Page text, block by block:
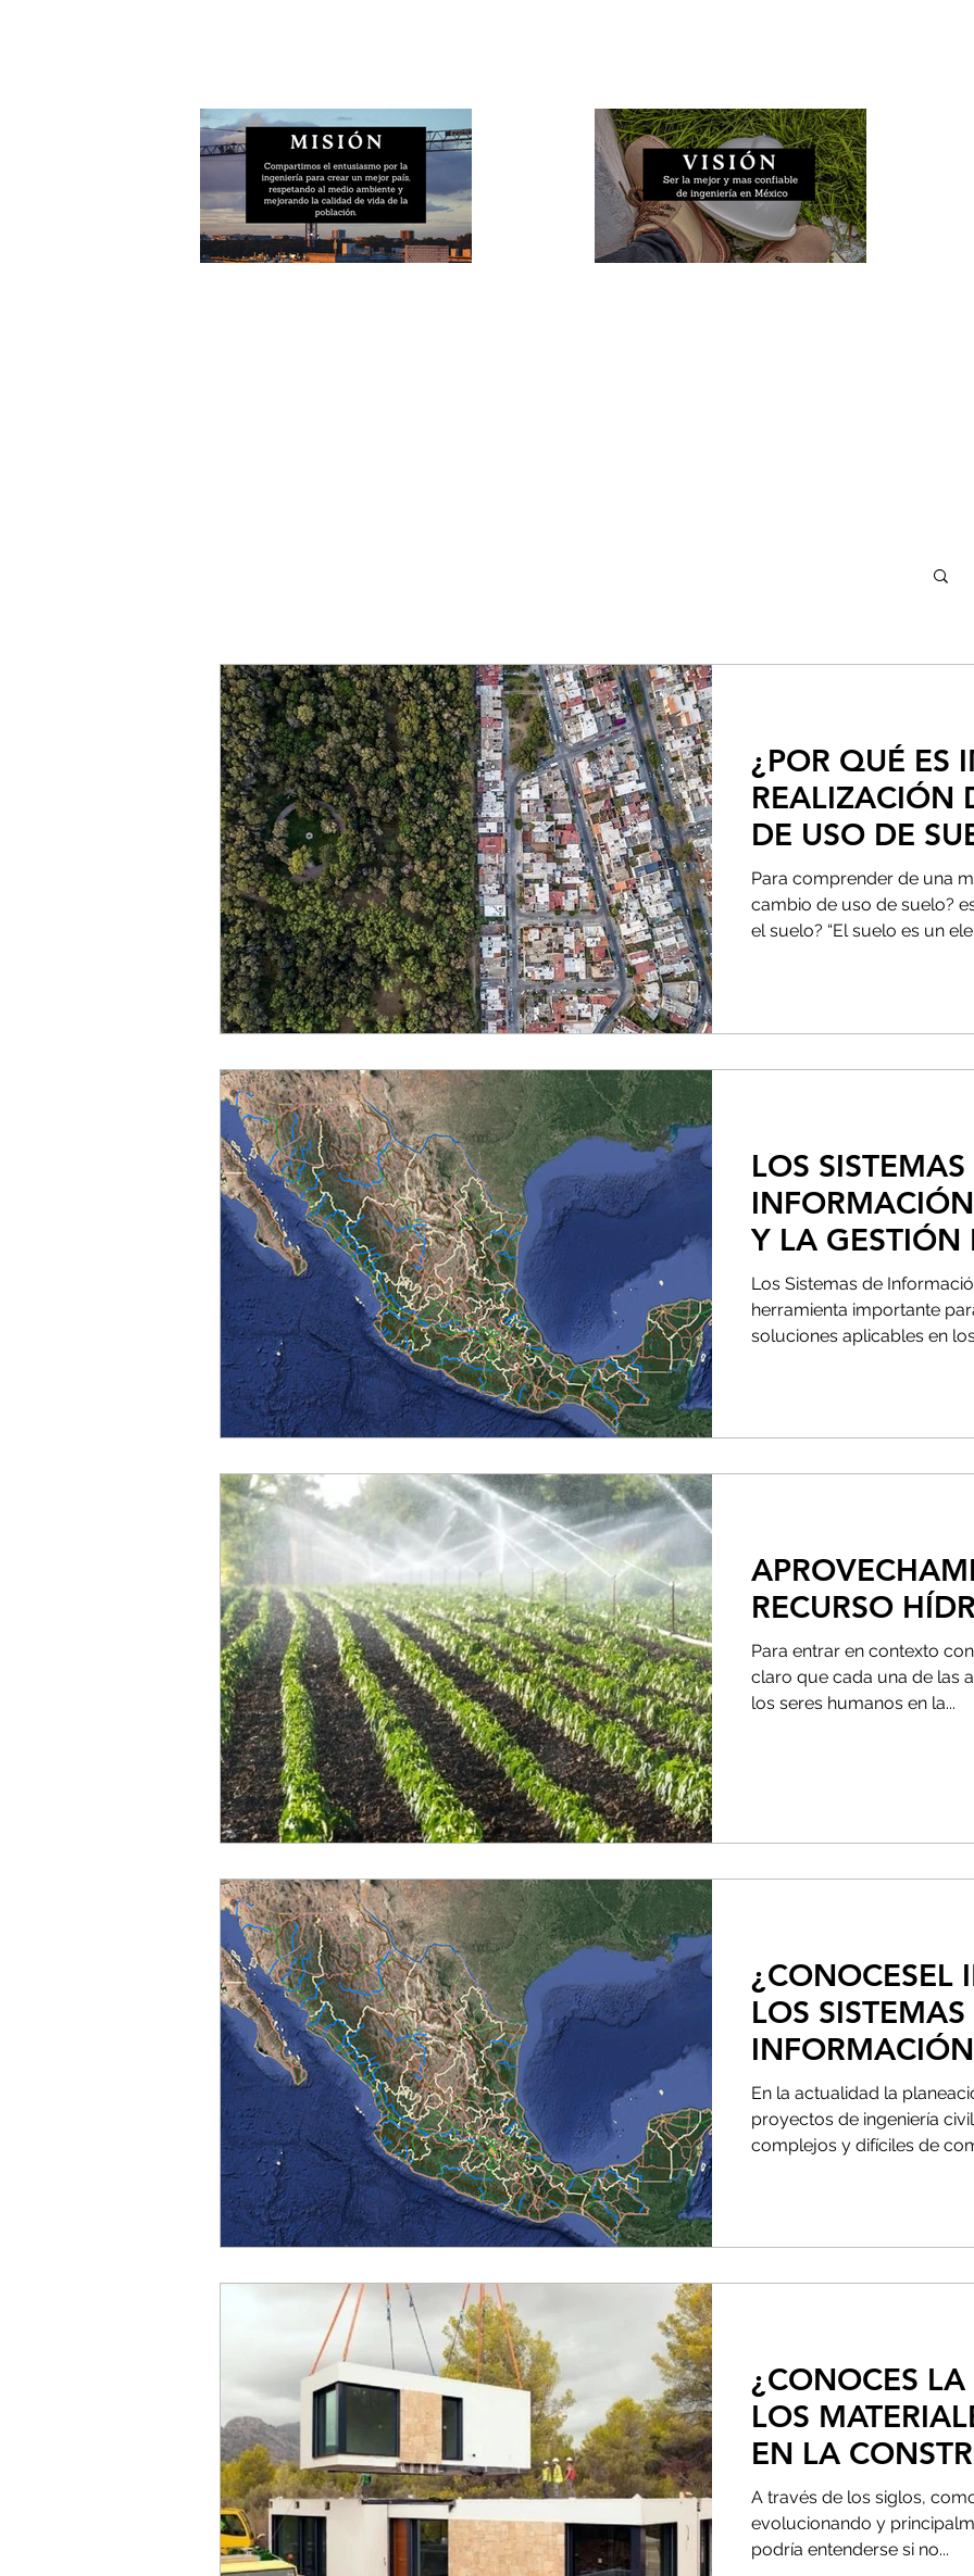
¿POR QUÉ ES
REALIZACIÓN
DE USO DE
Para comprender de una
cambio de uso de suelo?
el suelo? “El suelo es un
LOS
Y LA GESTIÓN
Los Sistemas de
herramienta importante
soluciones aplicables en
RECURSO
Para entrar en contexto
claro que cada una de las
los seres humanos en la...
¿CONOCESEL
LOS
APLICADOS
HIDROLOGÍA?
En la actualidad la
proyectos de ingeniería
complejos y difíciles de
¿CONOCES
LOS
EN LA
A través de los siglos,
evolucionando y
podría entenderse si no...